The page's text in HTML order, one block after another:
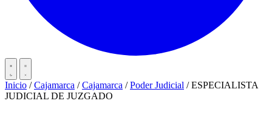
Inicio / Cajamarca / Cajamarca / Poder Judicial / ESPECIALISTA
JUDICIAL DE JUZGADO